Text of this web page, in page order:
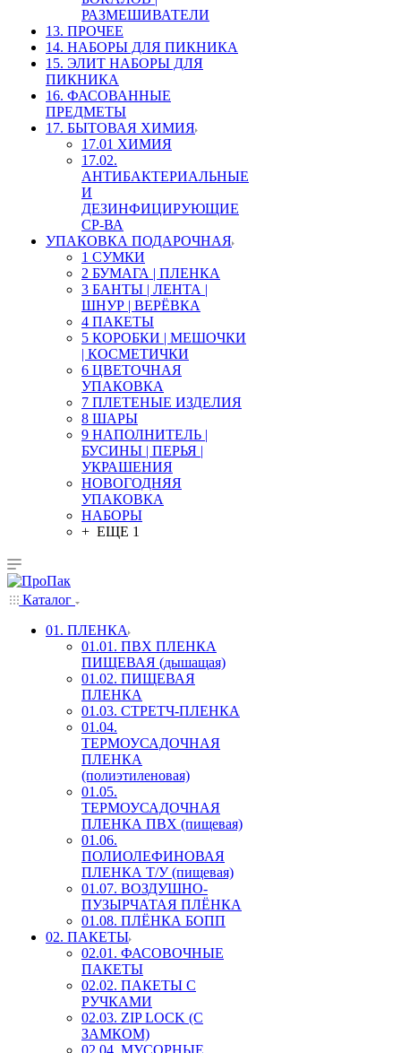
РАЗМЕШИВАТЕЛИ
13. ПРОЧЕЕ
14. НАБОРЫ ДЛЯ ПИКНИКА
15. ЭЛИТ НАБОРЫ ДЛЯ
ПИКНИКА
16. ФАСОВАННЫЕ
ПРЕДМЕТЫ
17. БЫТОВАЯ ХИМИЯ
17.01 ХИМИЯ
17.02.
АНТИБАКТЕРИАЛЬНЫЕ
И
ДЕЗИНФИЦИРУЮЩИЕ
СР-ВА
УПАКОВКА ПОДАРОЧНАЯ
1 СУМКИ
2 БУМАГА | ПЛЕНКА
3 БАНТЫ | ЛЕНТА |
ШНУР | ВЕРЁВКА
4 ПАКЕТЫ
5 КОРОБКИ | МЕШОЧКИ
| КОСМЕТИЧКИ
6 ЦВЕТОЧНАЯ
УПАКОВКА
7 ПЛЕТЕНЫЕ ИЗДЕЛИЯ
8 ШАРЫ
9 НАПОЛНИТЕЛЬ |
БУСИНЫ | ПЕРЬЯ |
УКРАШЕНИЯ
НОВОГОДНЯЯ
УПАКОВКА
НАБОРЫ
+ ЕЩЕ 1
Каталог
01. ПЛЕНКА
01.01. ПВХ ПЛЕНКА
ПИЩЕВАЯ (дышащая)
01.02. ПИЩЕВАЯ
ПЛЕНКА
01.03. СТРЕТЧ-ПЛЕНКА
01.04.
ТЕРМОУСАДОЧНАЯ
ПЛЕНКА
(полиэтиленовая)
01.05.
ТЕРМОУСАДОЧНАЯ
ПЛЕНКА ПВХ (пищевая)
01.06.
ПОЛИОЛЕФИНОВАЯ
ПЛЕНКА Т/У (пищевая)
01.07. ВОЗДУШНО-
ПУЗЫРЧАТАЯ ПЛЁНКА
01.08. ПЛЁНКА БОПП
02. ПАКЕТЫ
02.01. ФАСОВОЧНЫЕ
ПАКЕТЫ
02.02. ПАКЕТЫ С
РУЧКАМИ
02.03. ZIP LOСK (С
ЗАМКОМ)
02.04. МУСОРНЫЕ